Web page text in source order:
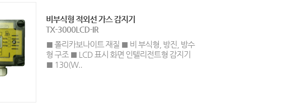
비부식형 적외선 가스 감지기
TX-3000LCD-IR
■ 폴리카보나이트 재질 ■ 비 부식형, 방진, 방수
형 구조 ■ LCD 표시 화면 인텔리전트형 감지기
■ 130(W..